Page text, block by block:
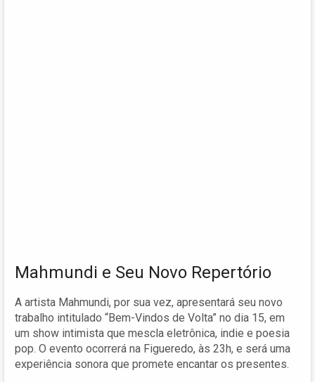
Mahmundi e Seu Novo Repertório
A artista Mahmundi, por sua vez, apresentará seu novo
trabalho intitulado “Bem-Vindos de Volta” no dia 15, em
um show intimista que mescla eletrônica, indie e poesia
pop. O evento ocorrerá na Figueredo, às 23h, e será uma
experiência sonora que promete encantar os presentes.